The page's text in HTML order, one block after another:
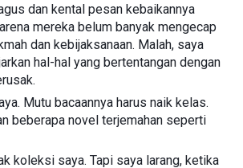
dan kental pesan kebaikannya
mereka belum banyak mengecap
dan kebijaksanaan. Malah, saya
hal-hal yang bertentangan dengan
Mutu bacaannya harus naik kelas.
beberapa novel terjemahan seperti
koleksi saya. Tapi saya larang, ketika